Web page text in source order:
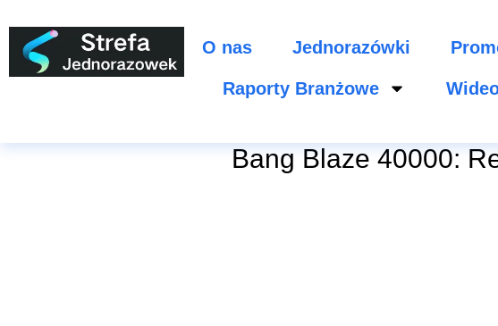
O nas Jednorazówki
Raporty Branżowe
Bang Blaze 40000: